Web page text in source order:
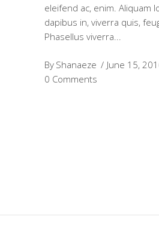
eleifend ac, enim. Aliquam
dapibus in, viverra quis,
Phasellus viverra
By Shanaeze
June 15,
0 Comments